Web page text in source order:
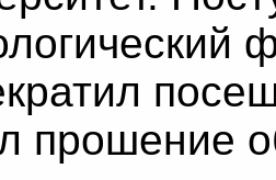
прошение